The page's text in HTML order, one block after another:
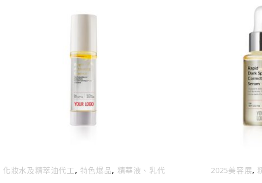
化妝⽔及精萃油代⼯, 特色爆品, 精華液、乳代
2025美容展,